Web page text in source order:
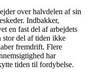
over halvdelen af sin
Indbakker,
en fast del af arbejdets
stor del af tiden ikke
fremdrift. Flere
har
tiden til fordybelse.